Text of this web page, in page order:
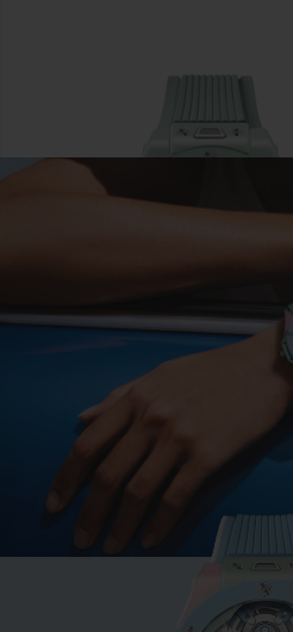
BIG BANG
MINT GREEN